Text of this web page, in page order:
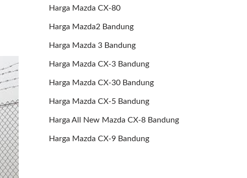
Harga Mazda CX-80
Harga Mazda2 Bandung
Harga Mazda 3 Bandung
Harga Mazda CX-3 Bandung
Harga Mazda CX-30 Bandung
Harga Mazda CX-5 Bandung
Harga All New Mazda CX-8 Bandung
Harga Mazda CX-9 Bandung